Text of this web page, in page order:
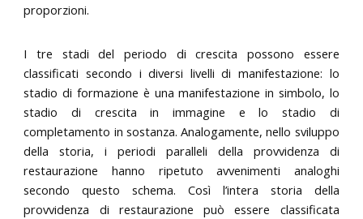
proporzioni.
I tre stadi del periodo di crescita possono essere
classificati secondo i diversi livelli di manifestazione: lo
stadio di formazione è una manifestazione in simbolo, lo
stadio di crescita in immagine e lo stadio di
completamento in sostanza. Analogamente, nello sviluppo
della storia, i periodi paralleli della provvidenza di
restaurazione hanno ripetuto avvenimenti analoghi
secondo questo schema. Così l’intera storia della
provvidenza di restaurazione può essere classificata